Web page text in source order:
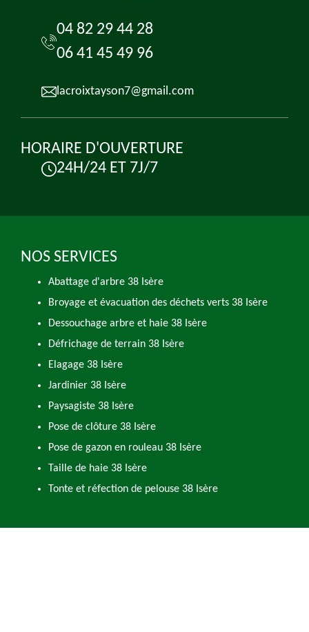
04 82 29 44 28
06 41 45 49 96
lacroixtayson7@gmail.com
HORAIRE D'OUVERTURE
24H/24 ET 7J/7
NOS SERVICES
Abattage d'arbre 38 Isère
Broyage et évacuation des déchets verts 38 Isère
Dessouchage arbre et haie 38 Isère
Défrichage de terrain 38 Isère
Elagage 38 Isère
Jardinier 38 Isère
Paysagiste 38 Isère
Pose de clôture 38 Isère
Pose de gazon en rouleau 38 Isère
Taille de haie 38 Isère
Tonte et réfection de pelouse 38 Isère